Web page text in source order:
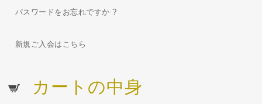
パスワードをお忘れですか ?
新規ご入会はこちら
カートの中身